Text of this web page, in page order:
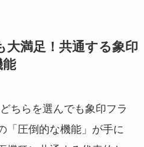
大満足！共通する象印
能
ちらを選んでも象印フラ
「圧倒的な機能」が手に